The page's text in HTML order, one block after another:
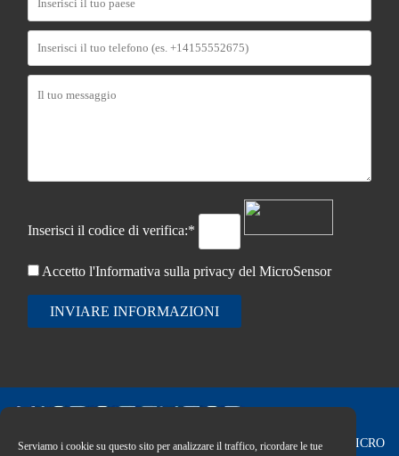
Inserisci il codice di verifica:*
Accetto l'Informativa sullaprivacy del MicroSensor
INVIARE INFORMAZIONI
Copyright © 2026 MICRO
Serviamo i cookie su questo sito per analizzare il traffico, ricordare le tue